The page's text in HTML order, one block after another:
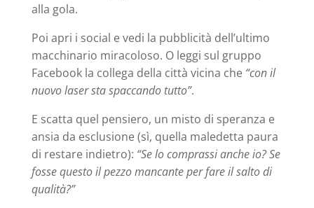
alla gola.
Poi apri i social e vedi la pubblicità dell’ultimo
macchinario miracoloso. O leggi sul gruppo
Facebook la collega della città vicina che “con il
nuovo laser sta spaccando tutto”.
E scatta quel pensiero, un misto di speranza e
ansia da esclusione (sì, quella maledetta paura
di restare indietro): “Se lo comprassi anche io? Se
fosse questo il pezzo mancante per fare il salto di
qualità?”